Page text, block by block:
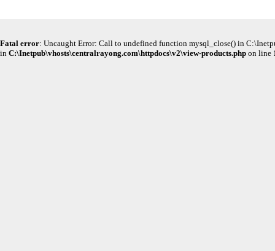
Fatal error: Uncaught Error: Call to undefined function mysql_close() in
in C:\Inetpub\vhosts\centralrayong.com\httpdocs\v2\view-products.php on line